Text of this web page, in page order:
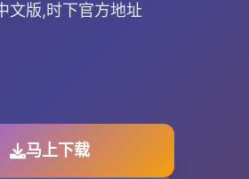
文版,时下官方地址
马上下载